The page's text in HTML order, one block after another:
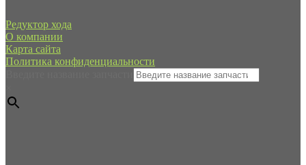
Редуктор хода
О компании
Карта сайта
Политика конфиденциальности